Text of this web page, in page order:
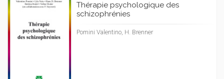
Thérapie psychologique des
schizophrénies
Pomini Valentino, H. Brenner